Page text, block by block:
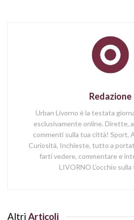
Redazione
Urban Livorno è la testata
esclusivamente online. Dirette,
commenti sulla tua città! Sport,
Curiosità, Inchieste, tutto a
farti vedere, commentare e
LIVORNO L'occhio
Altri Articoli